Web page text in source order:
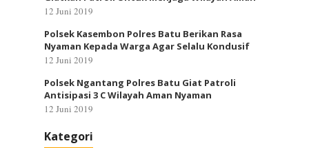
12 Juni 2019
Polsek Kasembon Polres Batu Berikan Rasa
Nyaman Kepada Warga Agar Selalu Kondusif
12 Juni 2019
Polsek Ngantang Polres Batu Giat Patroli
Antisipasi 3 C Wilayah Aman Nyaman
12 Juni 2019
Kategori